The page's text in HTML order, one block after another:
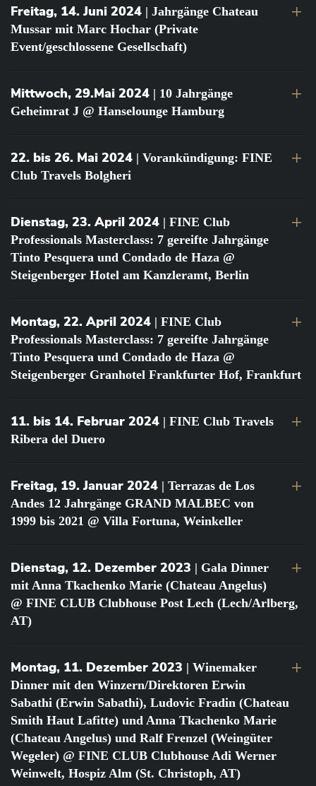
Freitag, 14. Juni 2024 | Jahrgänge Chateau
Mussar mit Marc Hochar (Private
Event/geschlossene Gesellschaft)
Mittwoch, 29.Mai 2024 | 10 Jahrgänge
Geheimrat J @ Hanselounge Hamburg
22. bis 26. Mai 2024 | Vorankündigung: FINE
Club Travels Bolgheri
Dienstag, 23. April 2024 | FINE Club
Professionals Masterclass: 7 gereifte Jahrgänge
Tinto Pesquera und Condado de Haza @
Steigenberger Hotel am Kanzleramt, Berlin
Montag, 22. April 2024 | FINE Club
Professionals Masterclass: 7 gereifte Jahrgänge
Tinto Pesquera und Condado de Haza @
Steigenberger Granhotel Frankfurter Hof, Frankfurt
11. bis 14. Februar 2024 | FINE Club Travels
Ribera del Duero
Freitag, 19. Januar 2024 | Terrazas de Los
Andes 12 Jahrgänge GRAND MALBEC von
1999 bis 2021 @ Villa Fortuna, Weinkeller
Dienstag, 12. Dezember 2023 | Gala Dinner
mit Anna Tkachenko Marie (Chateau Angelus)
@ FINE CLUB Clubhouse Post Lech (Lech/Arlberg,
AT)
Montag, 11. Dezember 2023 | Winemaker
Dinner mit den Winzern/Direktoren Erwin
Sabathi (Erwin Sabathi), Ludovic Fradin (Chateau
Smith Haut Lafitte) und Anna Tkachenko Marie
(Chateau Angelus) und Ralf Frenzel (Weingüter
Wegeler) @ FINE CLUB Clubhouse Adi Werner
Weinwelt, Hospiz Alm (St. Christoph, AT)